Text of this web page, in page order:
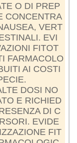
O DI PREP
CONCENTRA
VERT
EVI
FITOT
FARMACOLO
AI COSTI
DOSI NO
E RICHIED
DI C
EVIDE
FIT